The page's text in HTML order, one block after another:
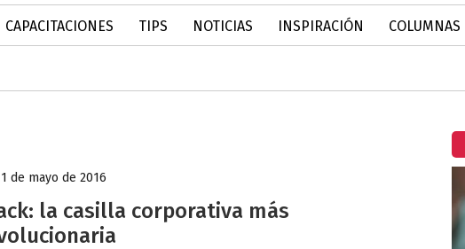
CAPACITACIONES TIPS NOTICIAS INSPIRACIÓN COLUMNAS
de mayo de 2016
la casilla corporativa más